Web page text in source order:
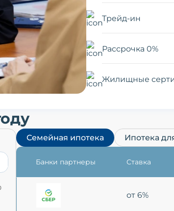
Трейд-ин
Рассрочка 0%
Жилищные
Семейная ипотека Ипотека
Банки партнеры Ставка
от 6%